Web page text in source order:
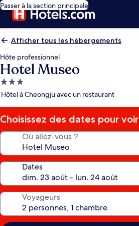
Passer à la section principale
Afficher tous les hébergements
Hôte professionnel
Hotel Museo
Hébergement
3.0 étoiles
Hôtel à Cheongju avec un restaurant
Choisissez des dates pour
Où allez-vous ?
Dates
Voyageurs